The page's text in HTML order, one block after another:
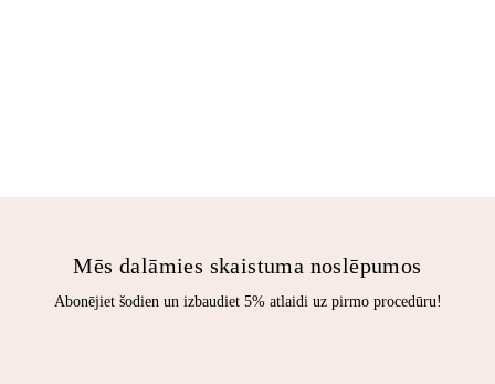
Mēs dalāmies skaistuma noslēpumos
Abonējiet šodien un izbaudiet 5% atlaidi uz pirmo procedūru!